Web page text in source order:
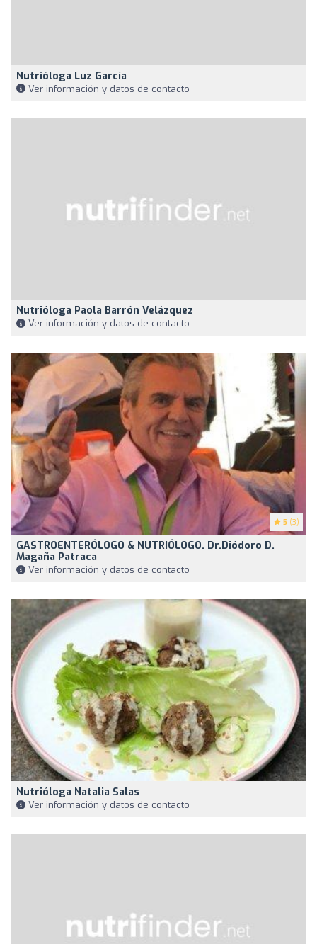
Nutrióloga Luz García
Ver información y datos de contacto
Nutrióloga Paola Barrón Velázquez
Ver información y datos de contacto
5 (3)
GASTROENTERÓLOGO & NUTRIÓLOGO. Dr.Diódoro D.
Magaña Patraca
Ver información y datos de contacto
Nutrióloga Natalia Salas
Ver información y datos de contacto